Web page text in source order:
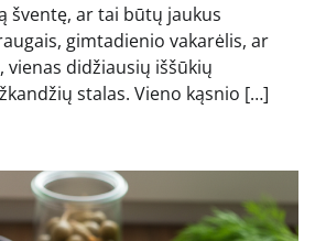
šventę, ar tai būtų jaukus
gimtadienio vakarėlis, ar
didžiausių iššūkių
stalas. Vieno kąsnio […]